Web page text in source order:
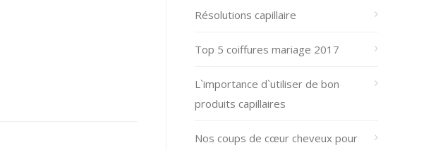
Résolutions capillaire
Top 5 coiffures mariage 2017
L`importance d`utiliser de bon
produits capillaires
Nos coups de cœur cheveux pour